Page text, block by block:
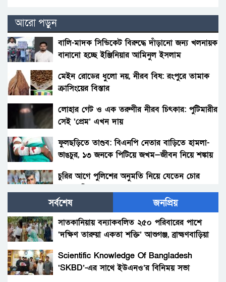
আরো পড়ুন
বালি-মাদক সিন্ডিকেট বিরুদ্ধে দাঁড়ানো জন্য খলনায়ক
বানানো হচ্ছে ইঞ্জিনিয়ার আমিনুল ইসলাম
মেইন রোডের ধুলো নয়, নীরব বিষ: রংপুরে তামাক
ক্রাসিংয়ের বিস্তার
লোহার গেট ও এক তরুণীর নীরব চিৎকার: পুটিমারীর
সেই ‘প্রেম’ এখন দায়
ফুলছড়িতে তাণ্ডব: বিএনপি নেতার বাড়িতে হামলা-
ভাঙচুর, ১৩ জনকে পিটিয়ে জখম—জীবন নিয়ে শঙ্কায়
চুরির আগে পুলিশের অনুমতি নিয়ে যেতেন চোর
পলাশবাড়ীতে থানায় ঢুকে ওসিসহ পুলিশ সদস্যদের
মারধর, যুব জামায়াত নেতাকর্মীর বিরুদ্ধে মামলা :
গ্রেফতার ১জন।
সতর্কবার্তা
সর্বশেষ জনপ্রিয়
সাতকানিয়ায় বন্যাকবলিত ২৫০ পরিবারের পাশে
‘দক্ষিণ তারুয়া একতা শক্তি’ আশুগঞ্জ, ব্রাহ্মণবাড়িয়া
Scientific Knowledge Of Bangladesh
‘SKBD’-এর সাথে ইউএনও’র বিনিময় সভা